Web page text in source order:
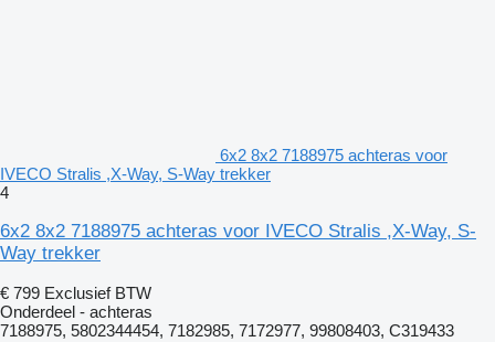
6x2 8x2 7188975 achteras voor
IVECO Stralis ,X-Way, S-Way trekker
4
6x2 8x2 7188975 achteras voor IVECO Stralis ,X-Way, S-
Way trekker
€ 799 Exclusief BTW
Onderdeel - achteras
7188975, 5802344454, 7182985, 7172977, 99808403, C319433